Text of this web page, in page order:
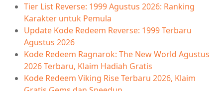
Tier List Reverse: 1999 Agustus 2026: Ranking
Karakter untuk Pemula
Update Kode Redeem Reverse: 1999 Terbaru
Agustus 2026
Kode Redeem Ragnarok: The New World Agustus
2026 Terbaru, Klaim Hadiah Gratis
Kode Redeem Viking Rise Terbaru 2026, Klaim